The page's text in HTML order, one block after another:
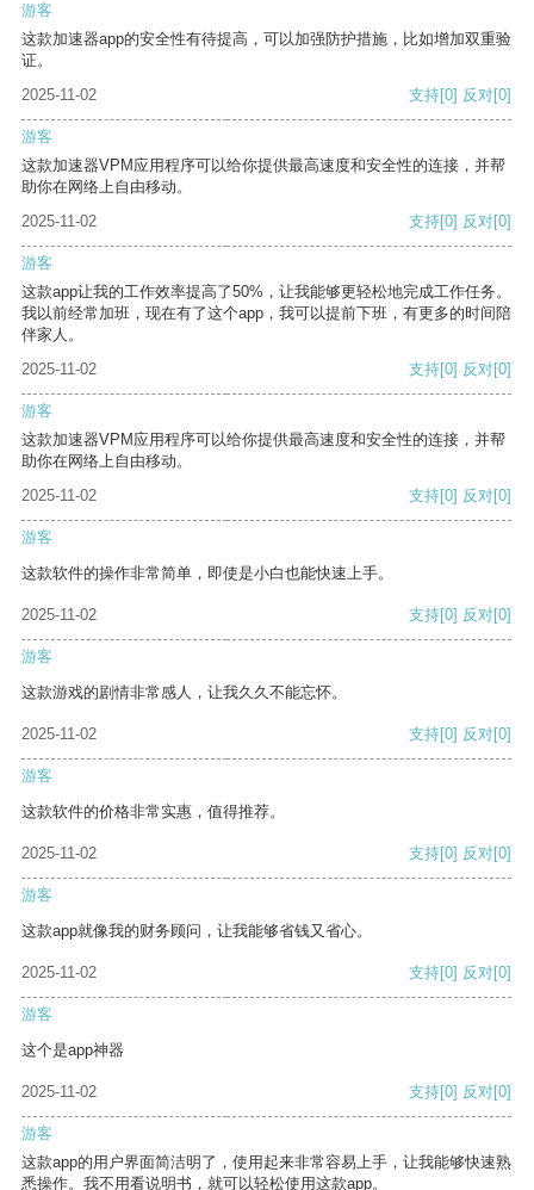
游客
这款加速器app的安全性有待提高，可以加强防护措施，比如增加双重验
证。
2025-11-02
支持[0] 反对[0]
游客
这款加速器VPM应用程序可以给你提供最高速度和安全性的连接，并帮
助你在网络上自由移动。
2025-11-02
支持[0] 反对[0]
游客
这款app让我的工作效率提高了50%，让我能够更轻松地完成工作任务。
我以前经常加班，现在有了这个app，我可以提前下班，有更多的时间陪
伴家人。
2025-11-02
支持[0] 反对[0]
游客
这款加速器VPM应用程序可以给你提供最高速度和安全性的连接，并帮
助你在网络上自由移动。
2025-11-02
支持[0] 反对[0]
游客
这款软件的操作非常简单，即使是小白也能快速上手。
2025-11-02 支持[0] 反对[0]
游客
这款游戏的剧情非常感人，让我久久不能忘怀。
2025-11-02 支持[0] 反对[0]
游客
这款软件的价格非常实惠，值得推荐。
2025-11-02 支持[0] 反对[0]
游客
这款app就像我的财务顾问，让我能够省钱又省心。
2025-11-02 支持[0] 反对[0]
游客
这个是app神器
2025-11-02 支持[0] 反对[0]
游客
这款app的用户界面简洁明了，使用起来非常容易上手，让我能够快速熟
悉操作。我不用看说明书，就可以轻松使用这款app。